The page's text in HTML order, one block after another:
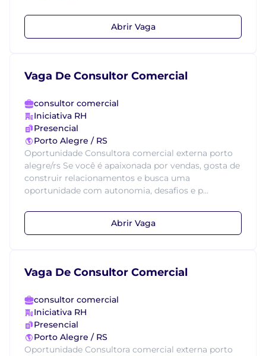
Abrir Vaga
Vaga De Consultor Comercial
consultor comercial
Iniciativa RH
Presencial
Porto Alegre / RS
Oportunidade Consultora comercial externa porto
alegre/rs Se você é apaixonada por vendas, gosta de
construir relacionamentos e busca uma
oportunidade com autonomia, desafios e p...
Abrir Vaga
Vaga De Consultor Comercial
consultor comercial
Iniciativa RH
Presencial
Porto Alegre / RS
Oportunidade Consultora comercial externa porto